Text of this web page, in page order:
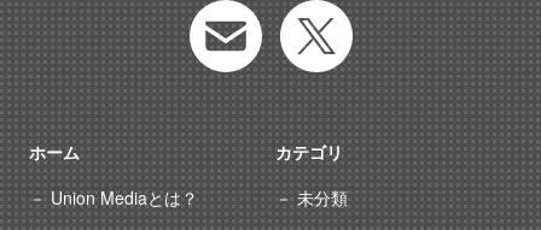
ホーム
Union Mediaとは？
カテゴリ
未分類